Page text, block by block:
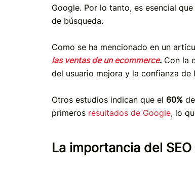
Google. Por lo tanto, es esencial
de búsqueda.
Como se ha mencionado en un
las ventas de un ecommerce. Con la
del usuario mejora y la confianza de
Otros estudios indican que el 60%
primeros resultados de Google, lo
La importancia del